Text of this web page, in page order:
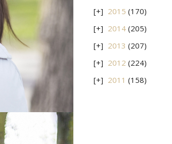
2015 (170)
2014 (205)
2013 (207)
2012 (224)
2011 (158)